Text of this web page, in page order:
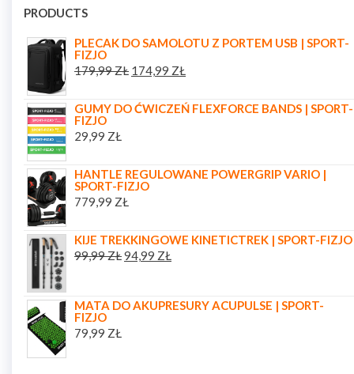
PRODUCTS
PLECAK DO SAMOLOTU Z PORTEM USB | SPORT-
FIZJO
179,99ZŁ 174,99 ZŁ
GUMY DO ĆWICZEŃ FLEXFORCE BANDS | SPORT-
FIZJO
29,99 ZŁ
HANTLE REGULOWANE POWERGRIP VARIO |
SPORT-FIZJO
779,99 ZŁ
KIJE TREKKINGOWE KINETICTREK | SPORT-FIZJO
99,99ZŁ94,99 ZŁ
MATA DO AKUPRESURY ACUPULSE | SPORT-
FIZJO
79,99 ZŁ